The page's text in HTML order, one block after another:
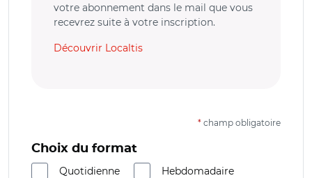
votre abonnement dans le mail que vous
recevrez suite à votre inscription.
Découvrir Localtis
* champ obligatoire
Choix du format
Quotidienne
Hebdomadaire